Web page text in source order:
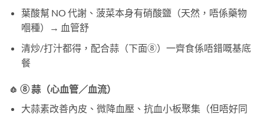
葉酸幫 NO 代謝、菠菜本身有硝酸鹽（天然，唔係藥物
嗰種）→ 血管舒
清炒/打汁都得，配合蒜（下面⑧）一齊食係唔錯嘅基底
餐
🧄 ⑧ 蒜（心血管／血流）
大蒜素改善內皮、微降血壓、抗血小板聚集（但唔好同